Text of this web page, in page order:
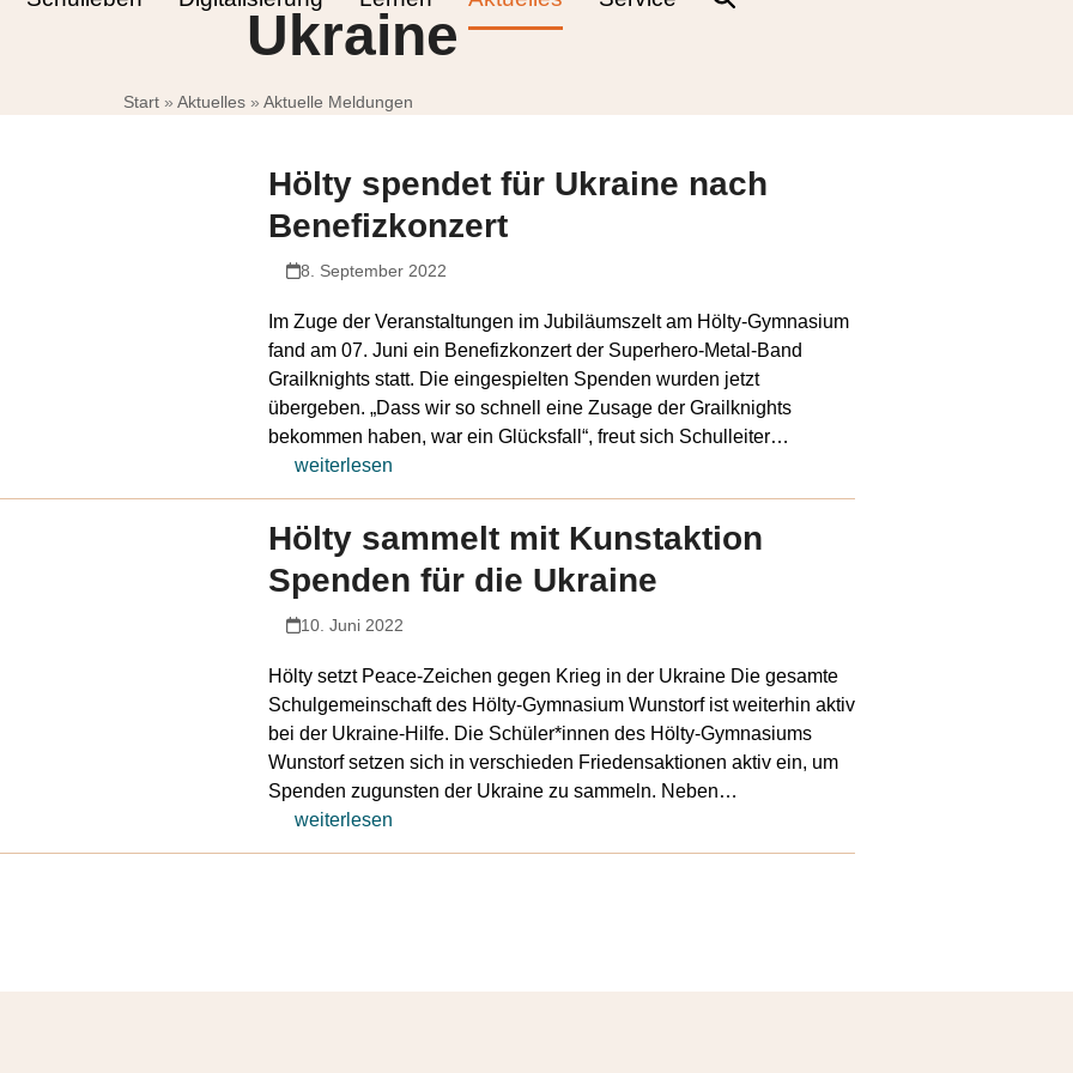
Ukraine
Start » Aktuelles » Aktuelle Meldungen
Hölty spendet für Ukraine nach
Benefizkonzert
8. September 2022
Im Zuge der Veranstaltungen im Jubiläumszelt am Hölty-Gymnasium
fand am 07. Juni ein Benefizkonzert der Superhero-Metal-Band
Grailknights statt. Die eingespielten Spenden wurden jetzt
übergeben. „Dass wir so schnell eine Zusage der Grailknights
bekommen haben, war ein Glücksfall“, freut sich Schulleiter…
weiterlesen
Hölty sammelt mit Kunstaktion
Spenden für die Ukraine
10. Juni 2022
Hölty setzt Peace-Zeichen gegen Krieg in der Ukraine Die gesamte
Schulgemeinschaft des Hölty-Gymnasium Wunstorf ist weiterhin aktiv
bei der Ukraine-Hilfe. Die Schüler*innen des Hölty-Gymnasiums
Wunstorf setzen sich in verschieden Friedensaktionen aktiv ein, um
Spenden zugunsten der Ukraine zu sammeln. Neben…
weiterlesen